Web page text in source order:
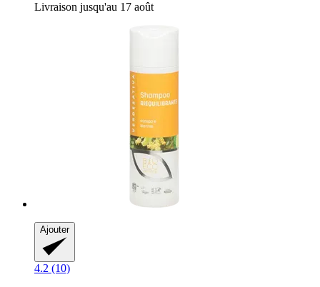
Livraison jusqu'au 17 août
Ajouter
4.2 (10)